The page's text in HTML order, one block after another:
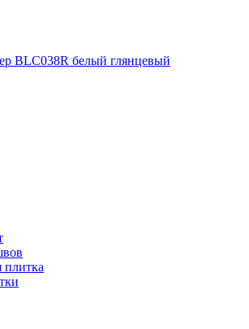
BLC038R белый глянцевый
плитка